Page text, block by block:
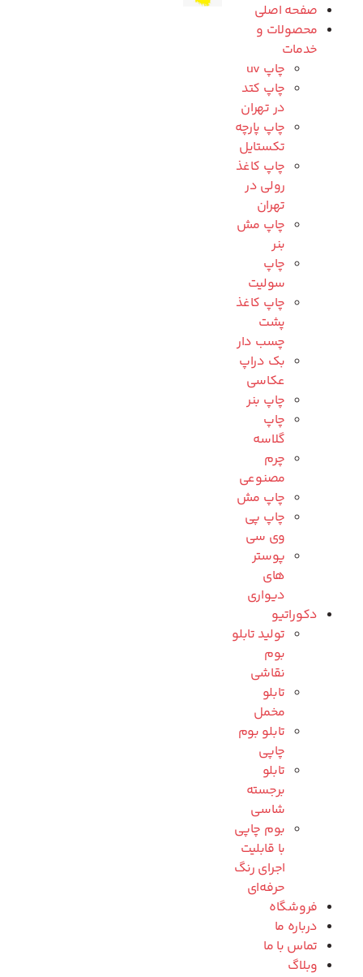
صفحه اصلی
محصولات و
خدمات
چاپ uv
چاپ کتد
در تهران
چاپ پارچه
تکستایل
چاپ کاغذ
رولی در
تهران
چاپ مش
بنر
چاپ
سولیت
چاپ کاغذ
پشت
چسب دار
بک دراپ
عکاسی
چاپ بنر
چاپ
گلاسه
چرم
مصنوعی
چاپ مش
چاپ پی
وی سی
پوستر
های
دیواری
دکوراتیو
تولید تابلو
بوم
نقاشی
تابلو
مخمل
تابلو بوم
چاپی
تابلو
برجسته
شاسی
بوم چاپی
با قابلیت
اجرای رنگ
حرفه‌ای
فروشگاه
درباره ما
تماس با ما
وبلاگ